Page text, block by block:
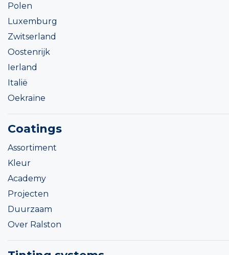
Polen
Luxemburg
Zwitserland
Oostenrijk
Ierland
Italië
Oekraïne
Coatings
Assortiment
Kleur
Academy
Projecten
Duurzaam
Over Ralston